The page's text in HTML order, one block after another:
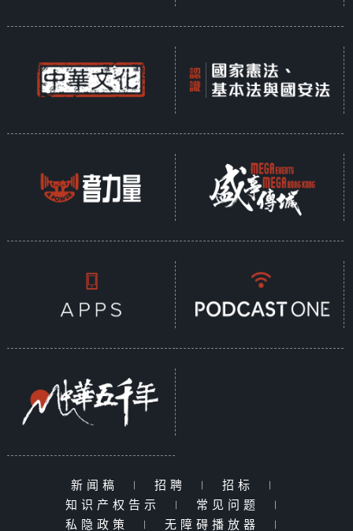
新闻稿 | 招聘 | 招标
|
知识产权告示
| 常见问题
|
私隐政策
| 无障碍播放器 |